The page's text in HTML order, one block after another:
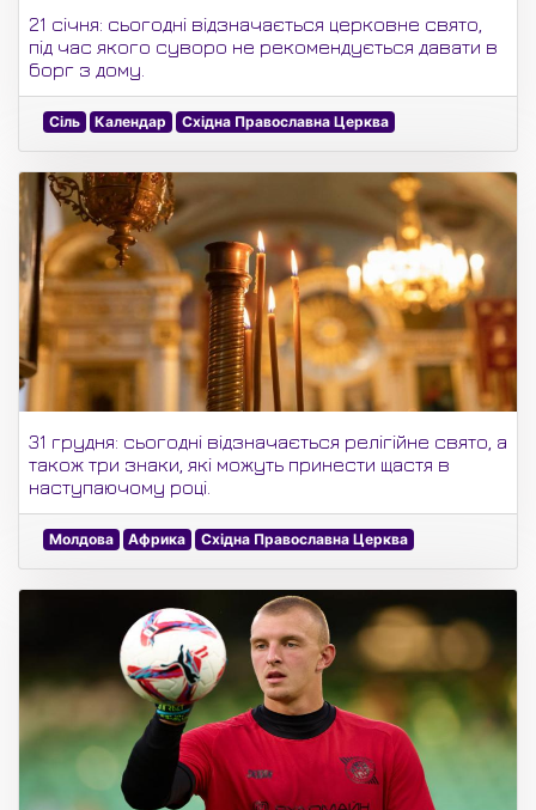
21 січня: сьогодні відзначається церковне свято,
під час якого суворо не рекомендується давати в
борг з дому.
Сіль Календар Східна Православна Церква
31 грудня: сьогодні відзначається релігійне свято, а
також три знаки, які можуть принести щастя в
наступаючому році.
Молдова Африка Східна Православна Церква